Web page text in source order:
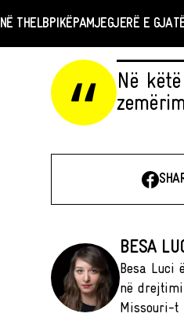
NË THELBPIKËPAMJEGJERË E
Në
BESA
Besa Luci
në
Missouri-t